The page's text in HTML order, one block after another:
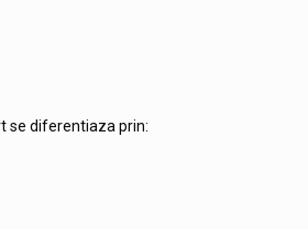
se diferentiaza prin: